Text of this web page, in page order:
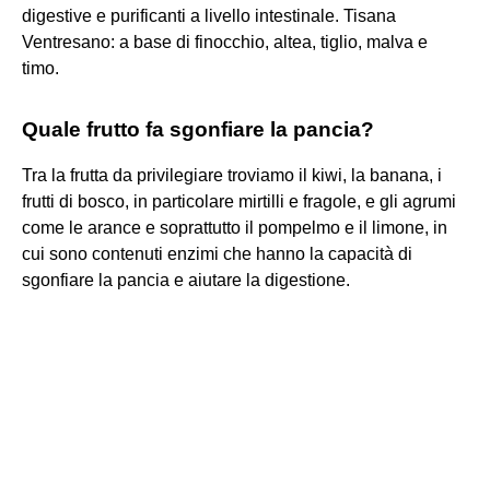
digestive e purificanti a livello intestinale. Tisana
Ventresano: a base di finocchio, altea, tiglio, malva e
timo.
Quale frutto fa sgonfiare la pancia?
Tra la frutta da privilegiare troviamo il kiwi, la banana, i
frutti di bosco, in particolare mirtilli e fragole, e gli agrumi
come le arance e soprattutto il pompelmo e il limone, in
cui sono contenuti enzimi che hanno la capacità di
sgonfiare la pancia e aiutare la digestione.